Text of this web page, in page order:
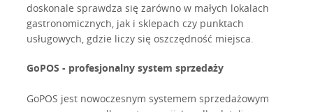
doskonale sprawdza się zarówno w małych lokalach
gastronomicznych, jak i sklepach czy punktach
usługowych, gdzie liczy się oszczędność miejsca.
GoPOS - profesjonalny system sprzedaży
GoPOS jest nowoczesnym systemem sprzedażowym